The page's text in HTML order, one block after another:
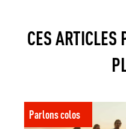
CES ARTICLES
La santé mentale des
pourquoi on vous en
Parlons colos